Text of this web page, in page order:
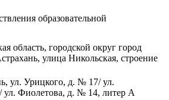
образовательной
область, городской округ город
улица Никольская, строение
ул. Урицкого, д. № 17/ ул.
Фиолетова, д. № 14, литер А